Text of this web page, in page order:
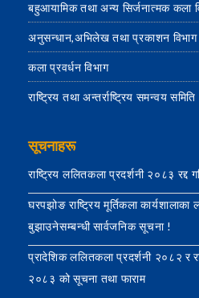
बहुआयामिक तथा अन्य सिर्जनात्मक कला
अनुसन्धान,अभिलेख तथा प्रकाशन विभाग
कला प्रवर्धन विभाग
राष्ट्रिय तथा अन्तर्राष्ट्रिय समन्वय समिति
सूचनाहरू
राष्ट्रिय ललितकला प्रदर्शनी २०८३ रद्द
घरपझोङ राष्ट्रिय मूर्तिकला कार्यशालाका
बुझाउनेसम्बन्धी सार्वजनिक सूचना !
प्रादेशिक ललितकला प्रदर्शनी २०८२ र
२०८३ को सूचना तथा फाराम